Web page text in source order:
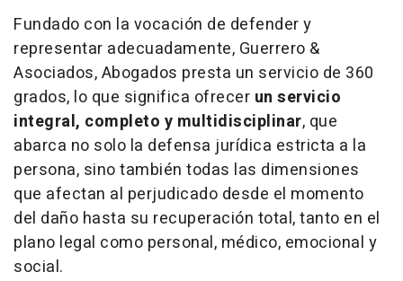
Fundado con la vocación de defender y
representar adecuadamente, Guerrero &
Asociados, Abogados presta un servicio de 360
grados, lo que significa ofrecer un servicio
integral, completo y multidisciplinar, que
abarca no solo la defensa jurídica estricta a la
persona, sino también todas las dimensiones
que afectan al perjudicado desde el momento
del daño hasta su recuperación total, tanto en el
plano legal como personal, médico, emocional y
social.